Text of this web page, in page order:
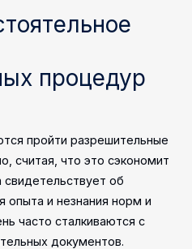
процедур
пройти разрешительные
считая, что это сэкономит
свидетельствует об
опыта и незнания норм и
часто сталкиваются с
документов.